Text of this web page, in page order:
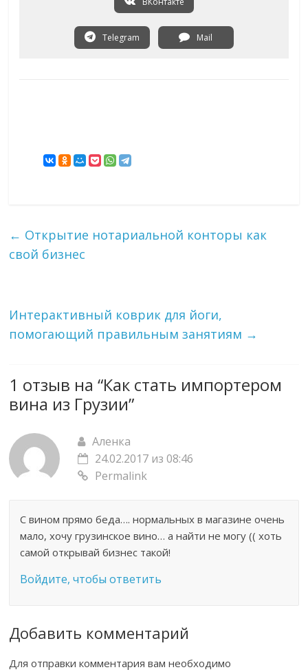
Telegram Mail
← Открытие нотариальной конторы как
свой бизнес
Интерактивный коврик для йоги,
помогающий правильным занятиям →
1 отзыв на “Как стать импортером
вина из Грузии”
Аленка
24.02.2017 из 08:46
Permalink
С вином прямо беда…. нормальных в магазине очень
мало, хочу грузинское вино… а найти не могу (( хоть
самой открывай бизнес такой!
Войдите, чтобы ответить
Добавить комментарий
Для отправки комментария вам необходимо